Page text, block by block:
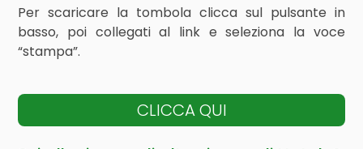
Per scaricare la tombola clicca sul pulsante in
basso, poi collegati al link e seleziona la voce
“stampa”.
CLICCA QUI